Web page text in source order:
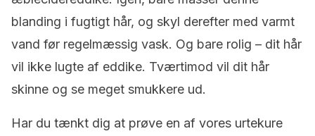
blanding i fugtigt hår, og skyl derefter med varmt
vand før regelmæssig vask. Og bare rolig – dit hår
vil ikke lugte af eddike. Tværtimod vil dit hår
skinne og se meget smukkere ud.
Har du tænkt dig at prøve en af vores urtekure